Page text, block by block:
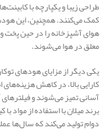
طراحی زیبا و یکپارچه با
کمک می‌کنند. همچنین، این
هوای آشپزخانه را در حین پخت
معلق در هوا می‌شوند.
یکی دیگر از مزایای هودهای
کارایی بالا، در کاهش
آسانی تمیز می‌شوند و
برند میلان با استفاده از مواد
دوام تولید می‌کند که سال‌ها